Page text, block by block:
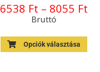
6538 Ft – 8055 Ft
Bruttó
Opciók választása